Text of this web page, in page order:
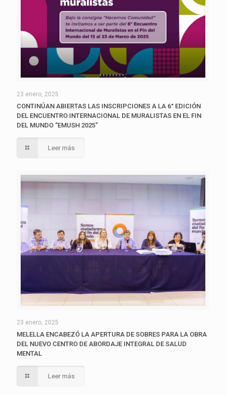
23 enero, 2025
CONTINÚAN ABIERTAS LAS INSCRIPCIONES A LA 6° EDICIÓN
DEL ENCUENTRO INTERNACIONAL DE MURALISTAS EN EL FIN
DEL MUNDO “EMUSH 2025”
Leer más
23 enero, 2025
MELELLA ENCABEZÓ LA APERTURA DE SOBRES PARA LA OBRA
DEL NUEVO CENTRO DE ABORDAJE INTEGRAL DE SALUD
MENTAL
Leer más